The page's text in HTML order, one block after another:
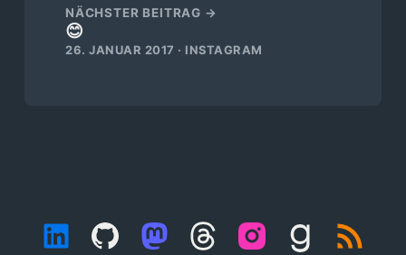
NÄCHSTER BEITRAG →
😊
26. JANUAR 2017 · INSTAGRAM